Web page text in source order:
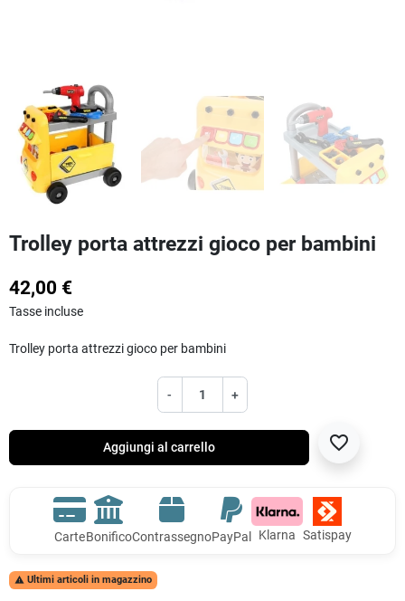
Trolley porta attrezzi gioco per bambini
42,00 €
Tasse incluse
Trolley porta attrezzi gioco per bambini
- +
Aggiungi al carrello favorite_border
CarteBonificoContrassegnoPayPal Klarna Satispay
 Ultimi articoli in magazzino